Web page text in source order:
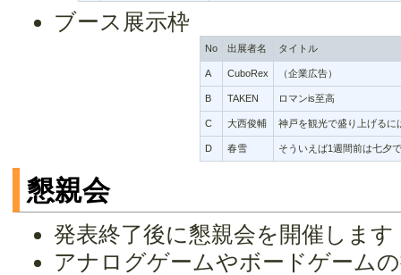
ブース展示枠
No 出展者名 タイトル
A CuboRex （企業広告）
B TAKEN ロマンis至高
C 大西俊輔 神戸を観光で盛り上げるに
D 春雪 そういえば1週間前は七夕
懇親会
発表終了後に懇親会を開催します
アナログゲームやボードゲーム